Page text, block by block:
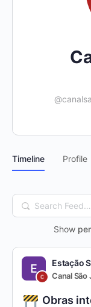
Timeline Profile
Search
Feed…
Show
Estação
Canal São
Obras